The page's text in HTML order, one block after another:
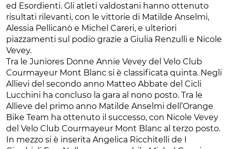
ed Esordienti. Gli atleti valdostani hanno ottenuto
risultati rilevanti, con le vittorie di Matilde Anselmi,
Alessia Pellicanò e Michel Careri, e ulteriori
piazzamenti sul podio grazie a Giulia Renzulli e Nicole
Vevey.
Tra le Juniores Donne Annie Vevey del Velo Club
Courmayeur Mont Blanc si è classificata quinta. Negli
Allievi del secondo anno Matteo Abbate del Cicli
Lucchini ha concluso la gara al nono posto. Tra le
Allieve del primo anno Matilde Anselmi dell’Orange
Bike Team ha ottenuto il successo, con Nicole Vevey
del Velo Club Courmayeur Mont Blanc al terzo posto.
In mezzo si è inserita Angelica Ricchitelli de I